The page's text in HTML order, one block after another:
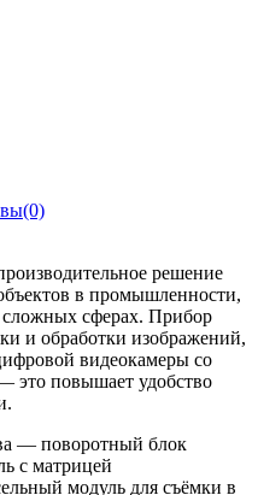
решение
в промышленности,
сложных сферах. Прибор
и обработки изображений,
видеокамеры со
это повышает удобство
— поворотный блок
с матрицей
модуль для съёмки в